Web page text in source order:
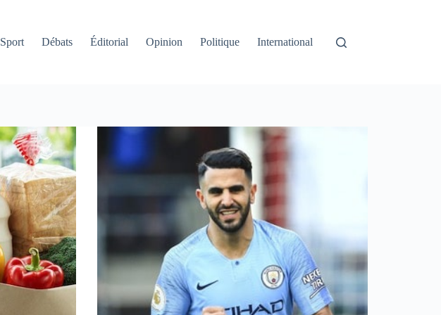
Sport Débats Éditorial Opinion Politique International